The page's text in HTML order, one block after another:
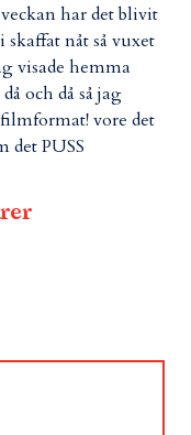
har det blivit
nåt så vuxet
visade hemma
och då så jag
vore det
det PUSS